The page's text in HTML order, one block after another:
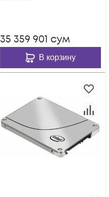
35 359 901 сум
В корзину